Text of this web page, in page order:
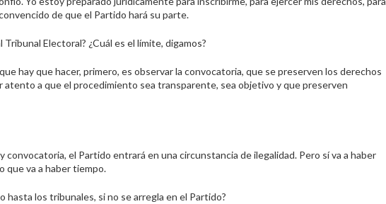
de que el Partido hará su parte.
Tribunal Electoral? ¿Cuál es el límite, digamos?
hay que hacer, primero, es observar la convocatoria, que se preserven los derechos
a que el procedimiento sea transparente, sea objetivo y que preserven
convocatoria, el Partido entrará en una circunstancia de ilegalidad. Pero sí va a haber
que va a haber tiempo.
hasta los tribunales, si no se arregla en el Partido?